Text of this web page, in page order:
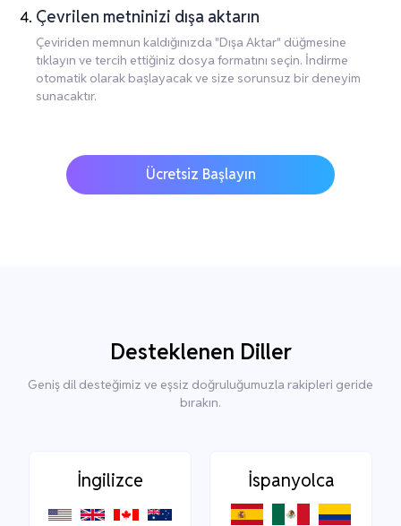
Çevrilen metninizi dışa aktarın
Çeviriden memnun kaldığınızda "Dışa Aktar" düğmesine
tıklayın ve tercih ettiğiniz dosya formatını seçin. İndirme
otomatik olarak başlayacak ve size sorunsuz bir deneyim
sunacaktır.
Ücretsiz Başlayın
Desteklenen Diller
Geniş dil desteğimiz ve eşsiz doğruluğumuzla rakipleri geride
bırakın.
İngilizce İspanyolca